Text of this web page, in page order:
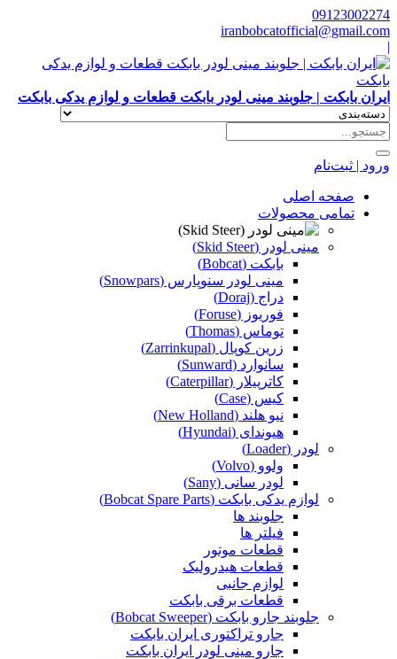
09123002274
iranbobcatofficial@gmail.com
|
ایران بابکت | جلوبند مینی لودر بابکت قطعات و لوازم یدکی بابکت
ورود | ثبت‌نام
صفحه اصلی
تمامی محصولات
مینی لودر (Skid Steer)
بابکت (Bobcat)
مینی لودر سنوپارس (Snowpars)
دراج (Doraj)
فوریوز (Foruse)
توماس (Thomas)
زرین کوپال (Zarrinkupal)
سانوارد (Sunward)
کاترپیلار (Caterpillar)
کیس (Case)
نیو هلند (New Holland)
هیوندای (Hyundai)
لودر (Loader)
ولوو (Volvo)
لودر سانی (Sany)
لوازم یدکی بابکت (Bobcat Spare Parts)
جلوبند ها
فیلتر ها
قطعات موتور
قطعات هیدرولیک
لوازم جانبی
قطعات برقی بابکت
جلوبند جارو بابکت (Bobcat Sweeper)
جارو تراکتوری ایران بابکت
جارو مینی لودر ایران بابکت